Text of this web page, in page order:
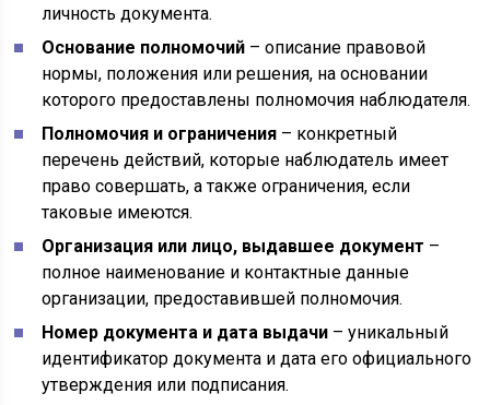
личность документа.
Основание полномочий – описание правовой
нормы, положения или решения, на основании
которого предоставлены полномочия наблюдателя.
Полномочия и ограничения – конкретный
перечень действий, которые наблюдатель имеет
право совершать, а также ограничения, если
таковые имеются.
Организация или лицо, выдавшее документ –
полное наименование и контактные данные
организации, предоставившей полномочия.
Номер документа и дата выдачи – уникальный
идентификатор документа и дата его официального
утверждения или подписания.